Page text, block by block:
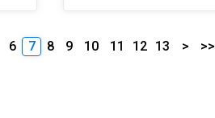
6 7 8 9 10 11 12 13 > >>